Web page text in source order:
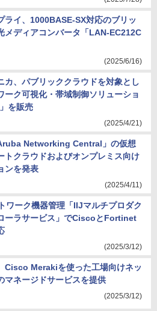
ライ、1000BASE-SX対応のブリッ
メディアコンバータ「LAN-EC212C
(2025/6/16)
カ、パブリッククラウドを対象とし
ーク可視化・帯域制御ソリューショ
を販売
(2025/4/21)
Networking Central」の仮想
トクラウドおよびオンプレミス向け
ンを発表
(2025/4/11)
ワーク機器管理「IIJマルチプロダク
ーラサービス」でCiscoとFortinet
(2025/3/12)
Cisco Merakiを使った工場向けネッ
マネージドサービスを提供
(2025/3/12)